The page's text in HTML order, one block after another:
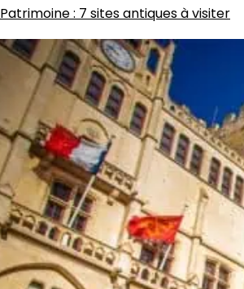
Patrimoine: 7 sites antiques à visiter